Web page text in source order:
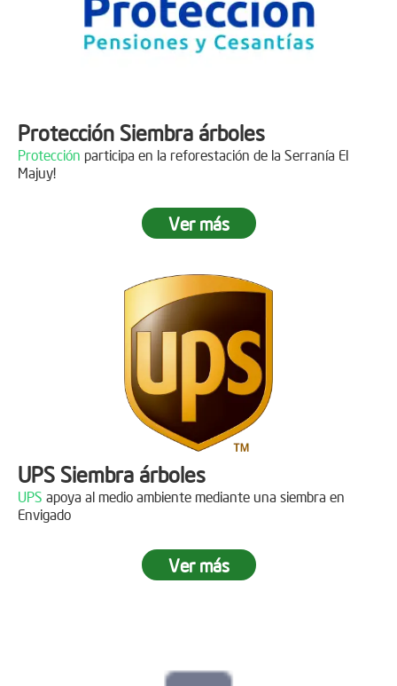
DINISSANpor plantar 400 árboles en el páramo de
Protección Siembra árboles
Protección participa en la reforestación de la Serranía El
Majuy!
Ver más
UPS Siembra árboles
UPS apoya al medio ambiente mediante una siembra en
Envigado
Ver más